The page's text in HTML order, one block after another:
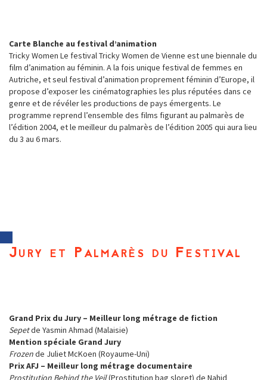
Carte Blanche au festival d’animation
Tricky Women Le festival Tricky Women de Vienne est une biennale du
film d’animation au féminin. A la fois unique festival de femmes en
Autriche, et seul festival d’animation proprement féminin d’Europe, il
propose d’exposer les cinématographies les plus réputées dans ce
genre et de révéler les productions de pays émergents. Le
programme reprend l’ensemble des films figurant au palmarès de
l’édition 2004, et le meilleur du palmarès de l’édition 2005 qui aura lieu
du 3 au 6 mars.
Jury et Palmarès du Festival
Grand Prix du Jury – Meilleur long métrage de fiction
Sepetde Yasmin Ahmad (Malaisie)
Mention spéciale Grand Jury
Frozende Juliet McKoen (Royaume-Uni)
Prix AFJ – Meilleur long métrage documentaire
Prostitution Behind the Veil(Prostitution bag sloret) de Nahid